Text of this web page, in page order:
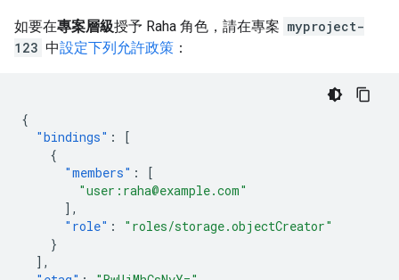
如要在專案層級授予 Raha 角色，請在專案 myproject-
123 中設定下列允許政策 ：
{
"bindings" :
[
{
"members" :
[
"user:raha@example.com"
],
"role" :
"roles/storage.objectCreator"
}
],